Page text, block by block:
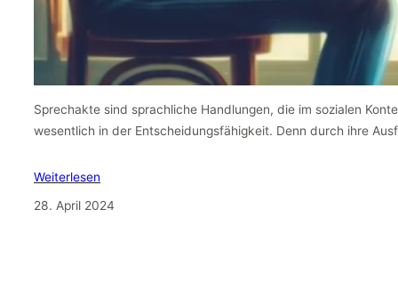
Sprechakte sind sprachliche Handlungen, die im sozialen
wesentlich in der Entscheidungsfähigkeit. Denn durch ihre
Weiterlesen
28. April 2024